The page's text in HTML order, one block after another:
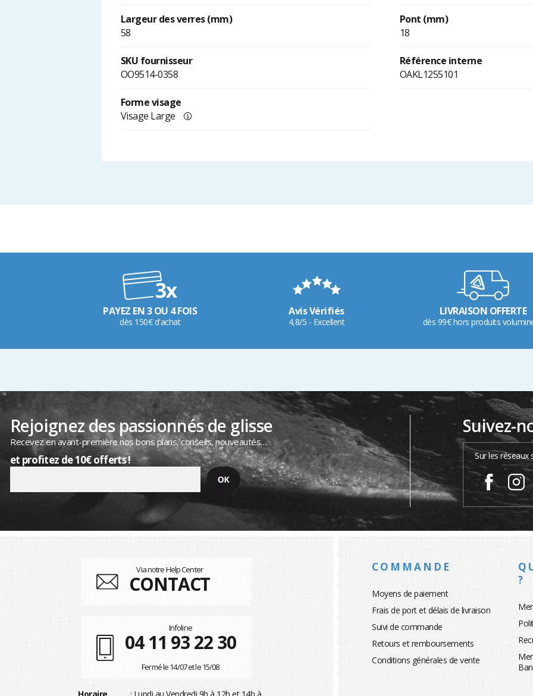
Largeur des verres (mm)
58
Pont (mm)
18
SKU fournisseur
OO9514-0358
Référence interne
OAKL1255101
Forme visage
Visage Large
PAYEZ EN 3 OU 4 FOIS
dès 150€ d'achat
Avis Vérifiés
4,8/5 - Excellent
LIVRAISON OFFERTE
dès 99€ hors produits
Rejoignez des passionnés de glisse
Recevez en avant-première nos bons plans, conseils, nouveautés…
et profitez de 10€ offerts !
Suivez-
Sur les réseaux
Via notre Help Center
CONTACT
Infoline
04 11 93 22 30
Fermé le 14/07 et le 15/08
COMMANDE
Moyens de paiement
Frais de port et délais de livraison
Suivi de commande
Retours et remboursements
Conditions générales de vente
?